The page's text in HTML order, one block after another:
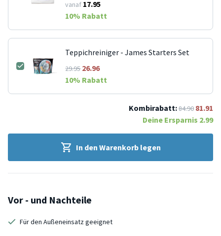
vanaf 17.95
10% Rabatt
Teppichreiniger - James Starters Set
29.9526.96
10% Rabatt
Kombirabatt:84.90 81.91
Deine Ersparnis 2.99
In den Warenkorb legen
Vor - und Nachteile
Für den Außeneinsatz geeignet